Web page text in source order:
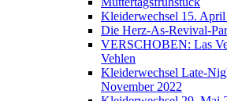
Kleiderwechsel 15.
Die Herz-As-Revival-
VERSCHOBEN: Las
Vehlen
Kleiderwechsel Late-
November 2022